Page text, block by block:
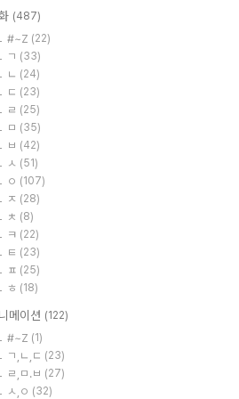
(487)
#~Z (22)
ㄱ (33)
ㄴ (24)
ㄷ (23)
ㄹ (25)
ㅁ (35)
ㅂ (42)
ㅅ (51)
ㅇ (107)
ㅈ (28)
ㅊ (8)
ㅋ (22)
ㅌ (23)
ㅍ (25)
ㅎ (18)
메이션 (122)
#~Z (1)
ㄱ,ㄴ,ㄷ (23)
ㄹ,ㅁ.ㅂ (27)
ㅅ,ㅇ (32)